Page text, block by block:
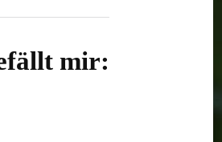
mir: